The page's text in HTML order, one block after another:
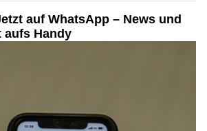
auf WhatsApp – News und
aufs Handy